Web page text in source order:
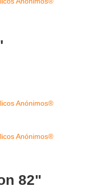
82"